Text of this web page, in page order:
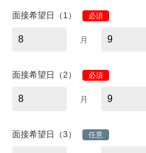
面接希望日（1） 必須
月
面接希望日（2） 必須
月
面接希望日（3） 任意